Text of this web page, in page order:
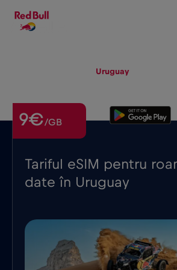
Uruguay
Tariful eSIM pentru
date în Uruguay
9€/GB